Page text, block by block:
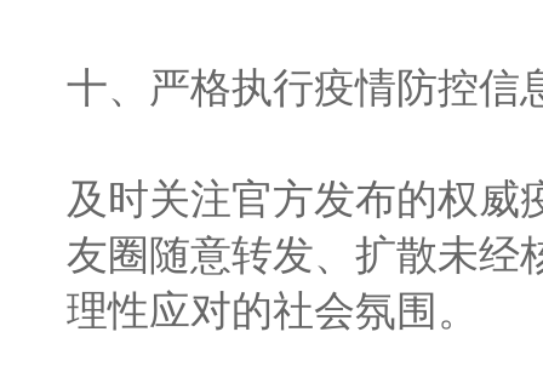
十、严格执行疫情防控信
及时关注官方发布的权威
友圈随意转发、扩散未经
理性应对的社会氛围。